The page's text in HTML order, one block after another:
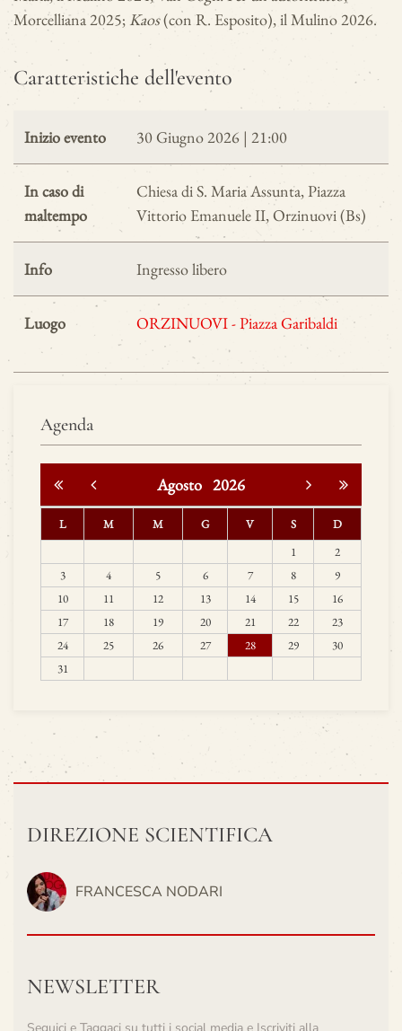
Morcelliana 2025; Kaos(con R. Esposito), il Mulino 2026.
Caratteristiche dell'evento
Inizio evento 30 Giugno 2026 | 21:00
In caso di
maltempo
Chiesa di S. Maria Assunta, Piazza
Vittorio Emanuele II, Orzinuovi (Bs)
Info Ingresso libero
Luogo ORZINUOVI - Piazza Garibaldi
Agenda
Agosto 2026
L M M G V S
D
1
2
3
4 5 6 7 8
9
10
11 12 13 14 15
16
17
18 19 20 21 22
23
24
25 26 27 28 29
30
31
DIREZIONE SCIENTIFICA
FRANCESCA NODARI
NEWSLETTER